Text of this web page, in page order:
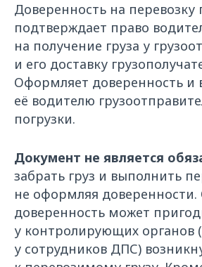
Доверенность на перевозку
подтверждает право
на получение груза у
и его доставку
Оформляет доверенность и
её водителю
погрузки.
Документ не является
забрать груз и выполнить
не оформляя доверенности.
доверенность может
у контролирующих органов
у сотрудников ДПС)